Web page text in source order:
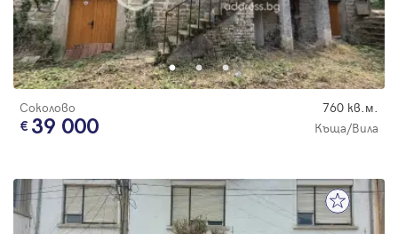
Соколово 760 кв.м.
39 000 Къща/Вила